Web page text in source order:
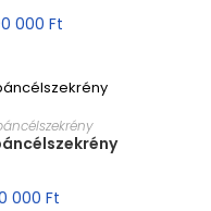
000 Ft
000 Ft